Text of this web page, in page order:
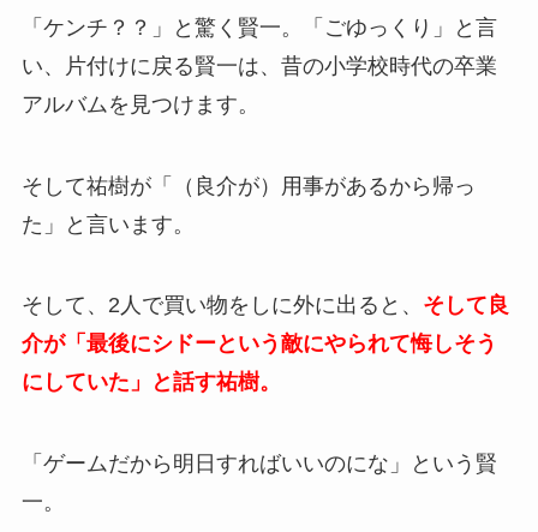
「ケンチ？？」と驚く賢一。「ごゆっくり」と言
い、片付けに戻る賢一は、昔の小学校時代の卒業
アルバムを見つけます。
そして祐樹が「（良介が）用事があるから帰っ
た」と言います。
そして、2人で買い物をしに外に出ると、 そして良
介が「最後にシドーという敵にやられて悔しそう
にしていた」と話す祐樹。
「ゲームだから明日すればいいのにな」という賢
一。